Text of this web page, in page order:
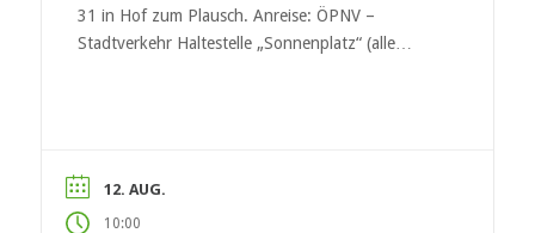
31 in Hof zum Plausch. Anreise: ÖPNV –
Stadtverkehr Haltestelle „Sonnenplatz“ (alle
12. AUG.
10:00